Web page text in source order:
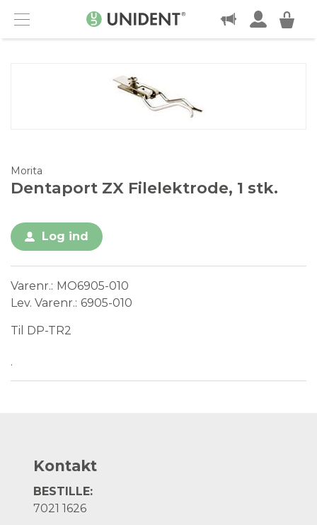
Menu
KONTAKT
Morita
Dentaport ZX Filelektrode, 1 stk.
Log ind
Varenr. MO6905-010
Lev. Varenr. 6905-010
Til DP-TR2
.
Kontakt
BESTILLE:
7021 1626